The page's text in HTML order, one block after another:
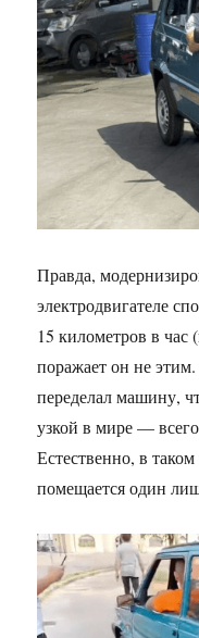
Правда,
электродвигателе
15 километров в
поражает он не
переделал машину,
узкой в мире —
Естественно, в
помещается один